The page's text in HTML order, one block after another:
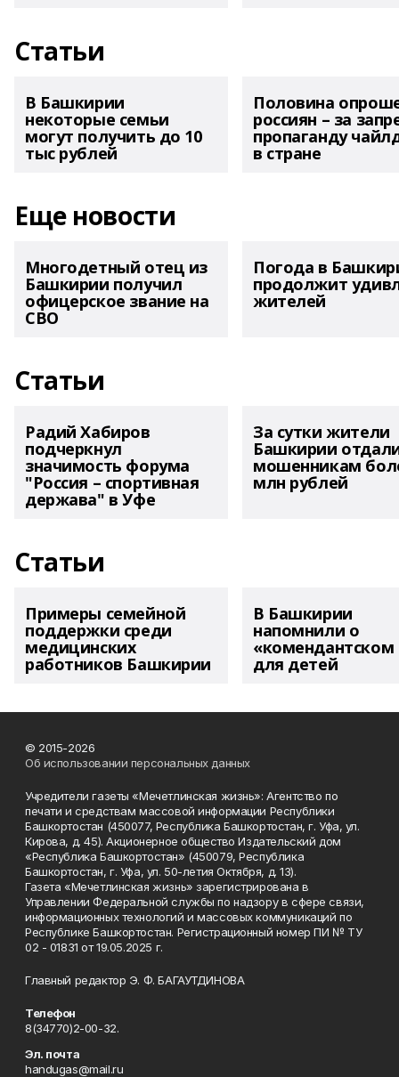
Статьи
В Башкирии
некоторые семьи
могут получить до 10
тыс рублей
Половина
россиян – за
пропаганду
в стране
Еще новости
Многодетный отец из
Башкирии получил
офицерское звание на
СВО
Погода в
продолжит
жителей
Статьи
Радий Хабиров
подчеркнул
значимость форума
"Россия – спортивная
держава" в Уфе
За сутки жители
Башкирии
мошенникам
млн рублей
Статьи
Примеры семейной
поддержки среди
медицинских
работников Башкирии
В Башкирии
напомнили о
«комендантском
для детей
© 2015-2026
Об использовании персональных данных
Учредители газеты «Мечетлинская жизнь»: Агентство по
печати и средствам массовой информации Республики
Башкортостан (450077, Республика Башкортостан, г. Уфа, ул.
Кирова, д. 45). Акционерное общество Издательский дом
«Республика Башкортостан» (450079, Республика
Башкортостан, г. Уфа, ул. 50-летия Октября, д. 13).
Газета «Мечетлинская жизнь» зарегистрирована в
Управлении Федеральной службы по надзору в сфере связи,
информационных технологий и массовых коммуникаций по
Республике Башкортостан. Регистрационный номер ПИ № ТУ
02 - 01831 от 19.05.2025 г.
Главный редактор Э. Ф. БАГАУТДИНОВА
Телефон
8(34770)2-00-32.
Эл. почта
handugas@mail.ru